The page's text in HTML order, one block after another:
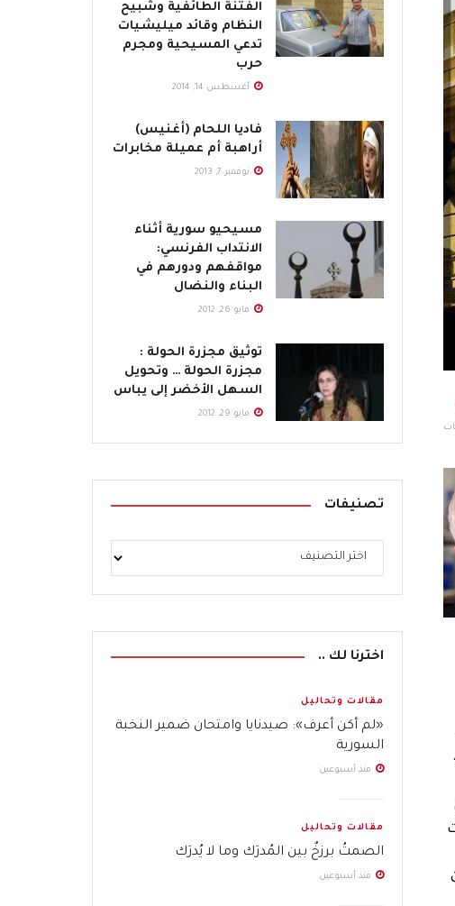
الفتنة الطائفية وشبيح
النظام وقائد ميليشيات
تدعي المسيحية ومجرم
حرب
أغسطس 14, 2014
فاديا اللحام (أغنيس)
أراهبة أم عميلة مخابرات
نوفمبر 7, 2013
مسيحيو سورية أثناء
الانتداب الفرنسي:
مواقفهم ودورهم في
البناء والنضال
مايو 26, 2012
توثيق مجزرة الحولة :
مجزرة الحولة … وتحويل
السهل الأخضر إلى يباس
مايو 29, 2012
تصنيفات
اخترنا لك ..
مقالات وتحاليل
«لم أكن أعرف»: صيدنايا وامتحان ضمير النخبة
السورية
منذ أسبوعين
مقالات وتحاليل
الصمتُ برزخٌ بين المُدرَك وما لا يُدرَك
منذ أسبوعين